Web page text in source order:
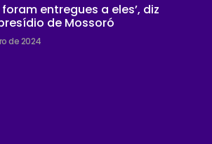
entregues a eles’, diz
de Mossoró
de 2024